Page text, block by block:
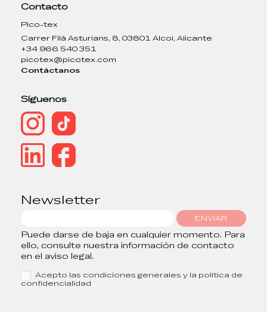
Contacto
Pico-tex
Carrer Filà Asturians, 8, 03801 Alcoi, Alicante
+34 966 540 351
picotex@picotex.com
Contáctanos
Síguenos
Newsletter
ENVIAR
Puede darse de baja en cualquier momento. Para
ello, consulte nuestra información de contacto
en el aviso legal.
Acepto las condiciones generales y la política de
confidencialidad